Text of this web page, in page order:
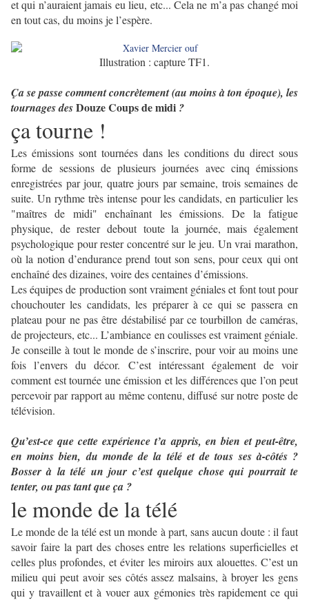
et qui n’auraient jamais eu lieu, etc... Cela ne m’a pas changé moi
en tout cas, du moins je l’espère.
Illustration : capture TF1.
Ça se passe comment concrètement (au moins à ton époque), les
tournages desDouze Coups de midi ?
ça tourne !
Les émissions sont tournées dans les conditions du direct sous
forme de sessions de plusieurs journées avec cinq émissions
enregistrées par jour, quatre jours par semaine, trois semaines de
suite. Un rythme très intense pour les candidats, en particulier les
"maîtres de midi" enchaînant les émissions. De la fatigue
physique, de rester debout toute la journée, mais également
psychologique pour rester concentré sur le jeu. Un vrai marathon,
où la notion d’endurance prend tout son sens, pour ceux qui ont
enchaîné des dizaines, voire des centaines d’émissions.
Les équipes de production sont vraiment géniales et font tout pour
chouchouter les candidats, les préparer à ce qui se passera en
plateau pour ne pas être déstabilisé par ce tourbillon de caméras,
de projecteurs, etc... L’ambiance en coulisses est vraiment géniale.
Je conseille à tout le monde de s’inscrire, pour voir au moins une
fois l’envers du décor. C’est intéressant également de voir
comment est tournée une émission et les différences que l’on peut
percevoir par rapport au même contenu, diffusé sur notre poste de
télévision.
Qu’est-ce que cette expérience t’a appris, en bien et peut-être,
en moins bien, du monde de la télé et de tous ses à-côtés ?
Bosser à la télé un jour c’est quelque chose qui pourrait te
tenter, ou pas tant que ça ?
le monde de la télé
Le monde de la télé est un monde à part, sans aucun doute : il faut
savoir faire la part des choses entre les relations superficielles et
celles plus profondes, et éviter les miroirs aux alouettes. C’est un
milieu qui peut avoir ses côtés assez malsains, à broyer les gens
qui y travaillent et à vouer aux gémonies très rapidement ce qui